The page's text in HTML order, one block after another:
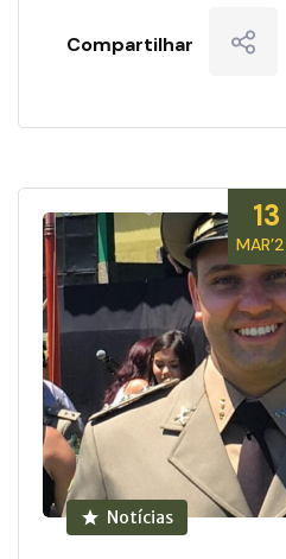
Compartilhar
13
Notícias